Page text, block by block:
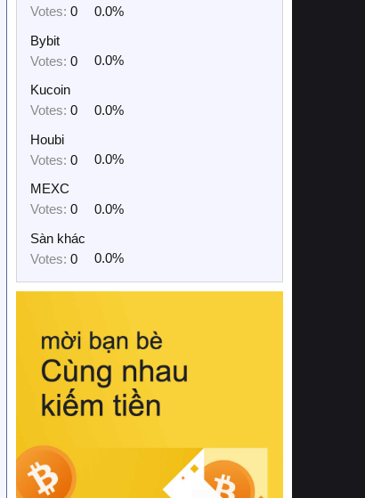
Votes: 0
0.0%
Bybit
Votes: 0
0.0%
Kucoin
Votes: 0
0.0%
Houbi
Votes: 0
0.0%
MEXC
Votes: 0
0.0%
Sàn khác
Votes: 0 0.0%